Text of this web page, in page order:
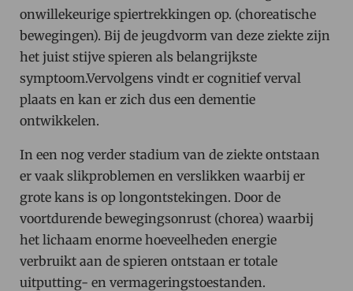
onwillekeurige spiertrekkingen op. (choreatische
bewegingen). Bij de jeugdvorm van deze ziekte zijn
het juist stijve spieren als belangrijkste
symptoom.Vervolgens vindt er cognitief verval
plaats en kan er zich dus een dementie
ontwikkelen.
In een nog verder stadium van de ziekte ontstaan
er vaak slikproblemen en verslikken waarbij er
grote kans is op longontstekingen. Door de
voortdurende bewegingsonrust (chorea) waarbij
het lichaam enorme hoeveelheden energie
verbruikt aan de spieren ontstaan er totale
uitputting- en vermageringstoestanden.